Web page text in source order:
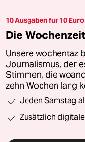
10 Ausgaben für 10 Euro
Die
Unsere wochentaz
Journalismus, der
Stimmen, die
zehn Wochen lang
Jeden Samstag
Zusätzlich